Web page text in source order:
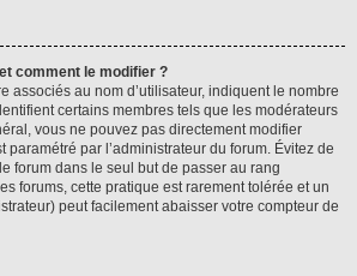
comment le modifier ?
associés au nom d’utilisateur, indiquent le nombre
certains membres tels que les modérateurs
vous ne pouvez pas directement modifier
paramétré par l’administrateur du forum. Évitez de
forum dans le seul but de passer au rang
forums, cette pratique est rarement tolérée et un
peut facilement abaisser votre compteur de